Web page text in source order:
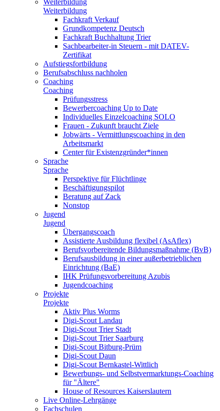
Weiterbildung
Weiterbildung
Fachkraft Verkauf
Grundkompetenz Deutsch
Fachkraft Buchhaltung Trier
Sachbearbeiter-in Steuern - mit DATEV-
Zertifikat
Aufstiegsfortbildung
Berufsabschluss nachholen
Coaching
Coaching
Prüfungsstress
Bewerbercoaching Up to Date
Individuelles Einzelcoaching SOLO
Frauen - Zukunft braucht Ziele
Jobwärts - Vermittlungscoaching in den
Arbeitsmarkt
Center für Existenzgründer*innen
Sprache
Sprache
Perspektive für Flüchtlinge
Beschäftigungspilot
Beratung auf Zack
Nonstop
Jugend
Jugend
Übergangscoach
Assistierte Ausbildung flexibel (AsAflex)
Berufsvorbereitende Bildungsmaßnahme (BvB)
Berufsausbildung in einer außerbetrieblichen
Einrichtung (BaE)
IHK Prüfungsvorbereitung Azubis
Jugendcoaching
Projekte
Projekte
Aktiv Plus Worms
Digi-Scout Landau
Digi-Scout Trier Stadt
Digi-Scout Trier Saarburg
Digi-Scout Bitburg-Prüm
Digi-Scout Daun
Digi-Scout Bernkastel-Wittlich
Bewerbungs- und Selbstvermarktungs-Coaching
für "Ältere"
House of Resources Kaiserslautern
Live Online-Lehrgänge
Fachschulen